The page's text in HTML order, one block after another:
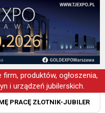
produktów, ogłoszenia,
i urządzeń jubilerskich.
PRACĘ ZŁOTNIK-JUBILER